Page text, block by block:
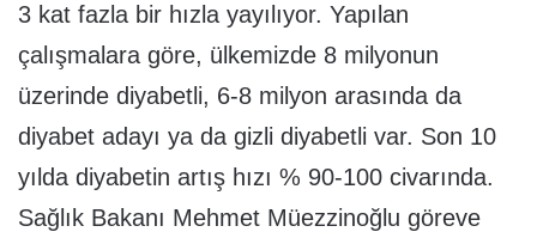
3 kat fazla bir hızla yayılıyor. Yapılan
çalışmalara göre, ülkemizde 8 milyonun
üzerinde diyabetli, 6-8 milyon arasında da
diyabet adayı ya da gizli diyabetli var. Son 10
yılda diyabetin artış hızı % 90-100 civarında.
Sağlık Bakanı Mehmet Müezzinoğlu göreve